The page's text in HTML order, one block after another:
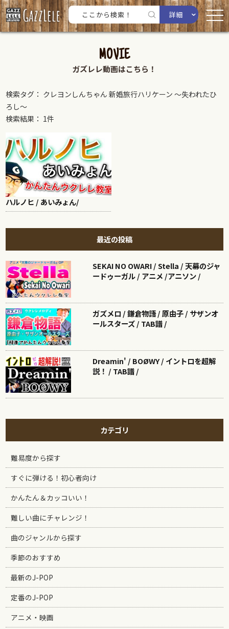
詳細
MOVIE
ガズレレ動画はこちら！
検索タグ： クレヨンしんちゃん 新婚旅行ハリケーン ～失われたひ
ろし～
検索結果： 1件
ハルノヒ / あいみょん/
最近の投稿
SEKAI NO OWARI / Stella / 天幕のジャ
ードゥーガル / アニメ /アニソン /
ガズメロ / 鎌倉物語 / 原由子 / サザンオ
ールスターズ / TAB譜 /
Dreamin' / BOØWY / イントロを超解
説！ / TAB譜 /
カテゴリ
難易度から探す
すぐに弾ける！初心者向け
かんたん＆カッコいい！
難しい曲にチャレンジ！
曲のジャンルから探す
季節のおすすめ
最新のJ-POP
定番のJ-POP
アニメ・映画